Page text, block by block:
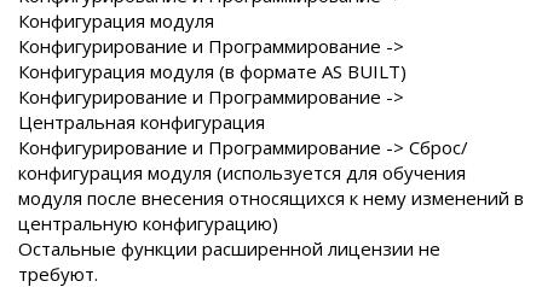
Конфигурация модуля
Конфигурирование и Программирование ->
Конфигурация модуля (в формате AS BUILT)
Конфигурирование и Программирование ->
Центральная конфигурация
Конфигурирование и Программирование -> Сброс/
конфигурация модуля (используется для обучения
модуля после внесения относящихся к нему изменений в
центральную конфигурацию)
Остальные функции расширенной лицензии не
требуют.